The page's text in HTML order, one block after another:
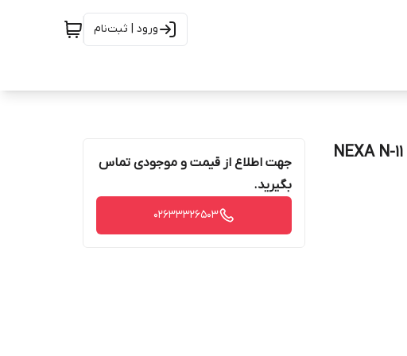
ورود | ثبت‌نام
جهت اطلاع از قیمت و موجودی تماس
بگیرید.
02633326503